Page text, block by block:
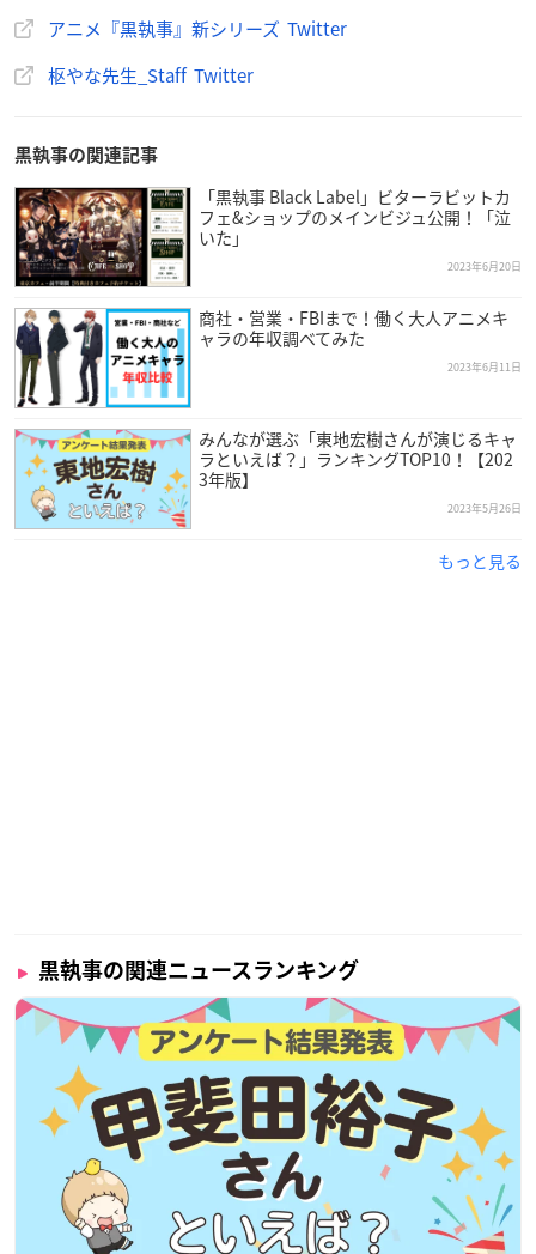
クターデザインは『ホリミヤ』で総作画監督を務める清水祐
実、音楽は『Fate/Grand Order -絶対魔獣戦線バビロニア-』の
川﨑龍、制作会社は『ホリミヤ』『SPY×FAMILY』を手掛ける
継承と一新、実力派スタッフが映像を彩ります。
【スタッフ】
原作：枢やな（掲載 月刊「Gファンタジー」スクウェア・エニ
ックス刊）
監督：岡田堅二朗
シリーズ構成：吉野弘幸
キャラクターデザイン：清水祐実
音楽：川﨑龍
制作：CloverWorks
【キャスト】
セバスチャン・ミカエリス：
シエル・ファントムハイヴ：
セバスチャン･ミカエリス#小野大輔
シエル･ファントムハイヴ#坂本真綾 https://t.co/63SIZCOQ
Bvpic.twitter.com/aLUeUyG4Ky
— アニメ「黒執事」新シリーズ公式 (@kuroshitsuji2) July
4, 2023
アニメ『黒執事』新シリーズ Twitter
枢やな先生_Staff Twitter
黒執事の関連記事
「黒執事 Black Label」ビターラビットカ
フェ&ショップのメインビジュ公開！「泣
いた」
2023年6月20日
商社・営業・FBIまで！働く大人アニメキ
ャラの年収調べてみた
2023年6月11日
みんなが選ぶ「東地宏樹さんが演じるキャ
ラといえば？」ランキングTOP10！【202
3年版】
2023年5月26日
もっと見る
黒執事の関連ニュースランキング